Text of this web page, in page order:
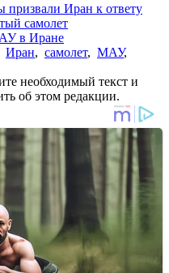
Иран к ответу
самолет
в Иране
Иран, самолет, МАУ,
необходимый текст и
об этом редакции.